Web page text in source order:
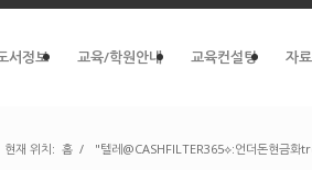
서정보 교육/학원안내 교육컨설팅 자
현재 위치: 홈 / "텔레@CASHFILTER365⟡:언더돈현금화